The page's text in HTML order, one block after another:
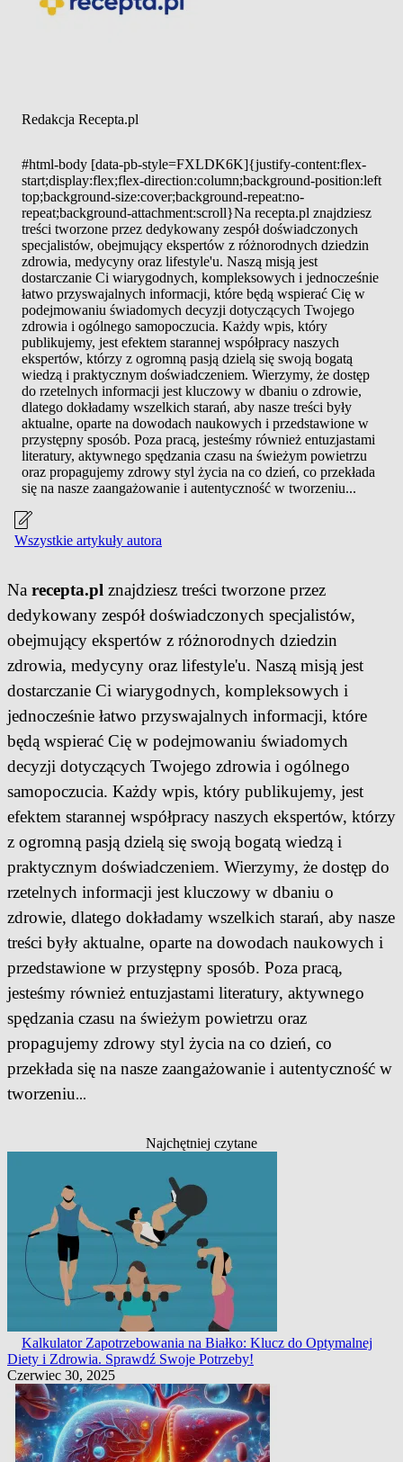
Redakcja Recepta.pl
#html-body [data-pb-style=FXLDK6K]{justify-content:flex-
start;display:flex;flex-direction:column;background-position:left
top;background-size:cover;background-repeat:no-
repeat;background-attachment:scroll}Na recepta.pl znajdziesz
treści tworzone przez dedykowany zespół doświadczonych
specjalistów, obejmujący ekspertów z różnorodnych dziedzin
zdrowia, medycyny oraz lifestyle'u. Naszą misją jest
dostarczanie Ci wiarygodnych, kompleksowych i jednocześnie
łatwo przyswajalnych informacji, które będą wspierać Cię w
podejmowaniu świadomych decyzji dotyczących Twojego
zdrowia i ogólnego samopoczucia. Każdy wpis, który
publikujemy, jest efektem starannej współpracy naszych
ekspertów, którzy z ogromną pasją dzielą się swoją bogatą
wiedzą i praktycznym doświadczeniem. Wierzymy, że dostęp
do rzetelnych informacji jest kluczowy w dbaniu o zdrowie,
dlatego dokładamy wszelkich starań, aby nasze treści były
aktualne, oparte na dowodach naukowych i przedstawione w
przystępny sposób. Poza pracą, jesteśmy również entuzjastami
literatury, aktywnego spędzania czasu na świeżym powietrzu
oraz propagujemy zdrowy styl życia na co dzień, co przekłada
się na nasze zaangażowanie i autentyczność w tworzeniu...
Wszystkie artykuły autora
Na recepta.pl znajdziesz treści tworzone przez
dedykowany zespół doświadczonych specjalistów,
obejmujący ekspertów z różnorodnych dziedzin
zdrowia, medycyny oraz lifestyle'u. Naszą misją jest
dostarczanie Ci wiarygodnych, kompleksowych i
jednocześnie łatwo przyswajalnych informacji, które
będą wspierać Cię w podejmowaniu świadomych
decyzji dotyczących Twojego zdrowia i ogólnego
samopoczucia. Każdy wpis, który publikujemy, jest
efektem starannej współpracy naszych ekspertów, którzy
z ogromną pasją dzielą się swoją bogatą wiedzą i
praktycznym doświadczeniem. Wierzymy, że dostęp do
rzetelnych informacji jest kluczowy w dbaniu o
zdrowie, dlatego dokładamy wszelkich starań, aby nasze
treści były aktualne, oparte na dowodach naukowych i
przedstawione w przystępny sposób. Poza pracą,
jesteśmy również entuzjastami literatury, aktywnego
spędzania czasu na świeżym powietrzu oraz
propagujemy zdrowy styl życia na co dzień, co
przekłada się na nasze zaangażowanie i autentyczność w
tworzeniu...
Najchętniej czytane
Kalkulator Zapotrzebowania na Białko: Klucz do Optymalnej
Diety i Zdrowia. Sprawdź Swoje Potrzeby!
Czerwiec 30, 2025